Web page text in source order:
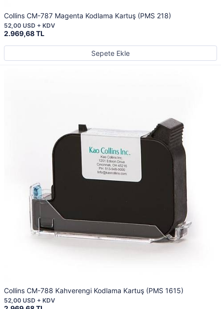
Collins CM-787 Magenta Kodlama Kartuş (PMS 218)
2.969,68 TL
52,00 USD + KDV
Sepete Ekle
Collins CM-788 Kahverengi Kodlama Kartuş (PMS 1615)
52,00 USD + KDV